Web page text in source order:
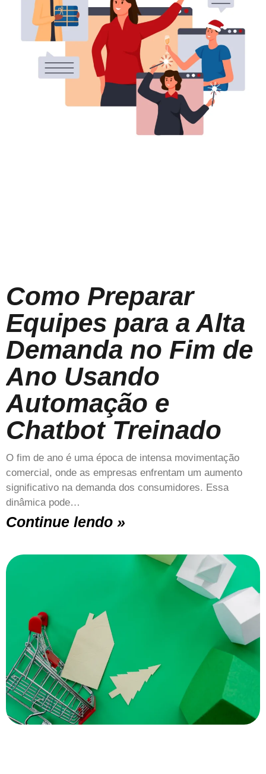
Como Preparar
Equipes para a Alta
Demanda no Fim de
Ano Usando
Automação e
Chatbot Treinado
O fim de ano é uma época de intensa movimentação
comercial, onde as empresas enfrentam um aumento
significativo na demanda dos consumidores. Essa
dinâmica pode…
Continue lendo »